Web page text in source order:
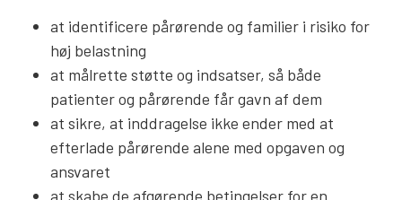
at identificere pårørende og familier i risiko for
høj belastning
at målrette støtte og indsatser, så både
patienter og pårørende får gavn af dem
at sikre, at inddragelse ikke ender med at
efterlade pårørende alene med opgaven og
ansvaret
at skabe de afgørende betingelser for en